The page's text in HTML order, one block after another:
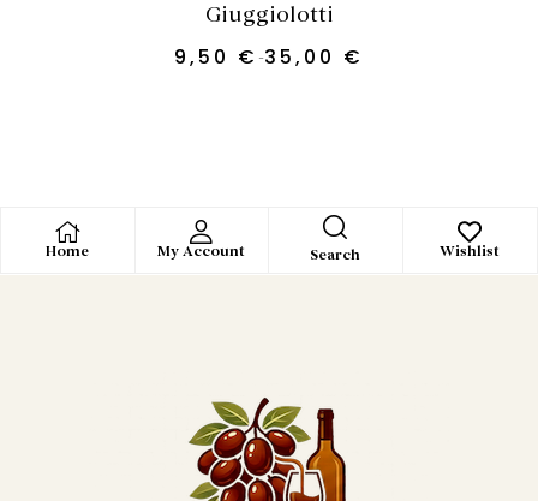
Giuggiolotti
9,50 € -35,00 €
Home My Account Search Wishlist